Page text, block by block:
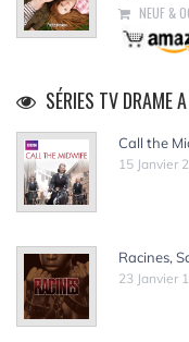
NEUF &
SÉRIES TV DRAME
Call the
15 Janvier
Racines,
23 Janvier